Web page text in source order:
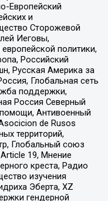
Европейский
и
Сторожевой
Иеговы,
политики,
Российский
Русская Америка за
Глобальная сеть
поддержки,
Россия Северный
Антивоенный
de Rusos
территорий,
Глобальный союз
19, Мнение
креста, Радио
изучения
Эберта, XZ
гендерной